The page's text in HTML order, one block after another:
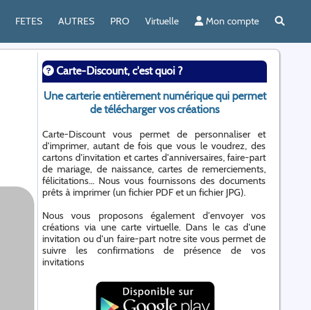
FETES AUTRES PRO Virtuelle Mon compte
Carte-Discount, c'est quoi ?
Une carterie entièrement numérique qui permet
de télécharger vos créations
Carte-Discount vous permet de personnaliser et
d'imprimer, autant de fois que vous le voudrez, des
cartons d'invitation et cartes d'anniversaires, faire-part
de mariage, de naissance, cartes de remerciements,
félicitations... Nous vous fournissons des documents
prêts à imprimer (un fichier PDF et un fichier JPG).
Nous vous proposons également d'envoyer vos
créations via une carte virtuelle. Dans le cas d'une
invitation ou d'un faire-part notre site vous permet de
suivre les confirmations de présence de vos
invitations